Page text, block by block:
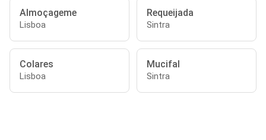
Almoçageme
Lisboa
Requeijada
Sintra
Colares
Lisboa
Mucifal
Sintra